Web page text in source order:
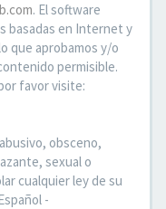
. El software
basadas en Internet y
que aprobamos y/o
permisible.
favor visite:
obsceno,
sexual o
cualquier ley de su
-